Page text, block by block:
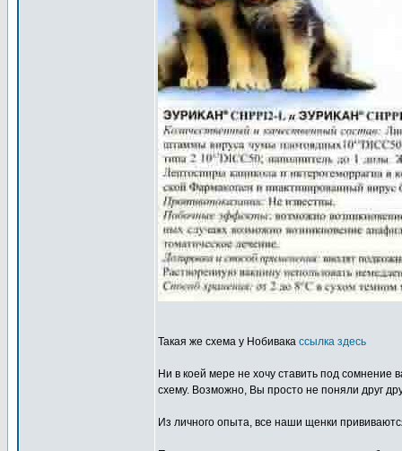
Такая же схема у Нобивака ссылка здесь
Ни в коей мере не хочу ставить под
схему. Возможно, Вы просто не поняли друг
Из личного опыта, все наши щенки